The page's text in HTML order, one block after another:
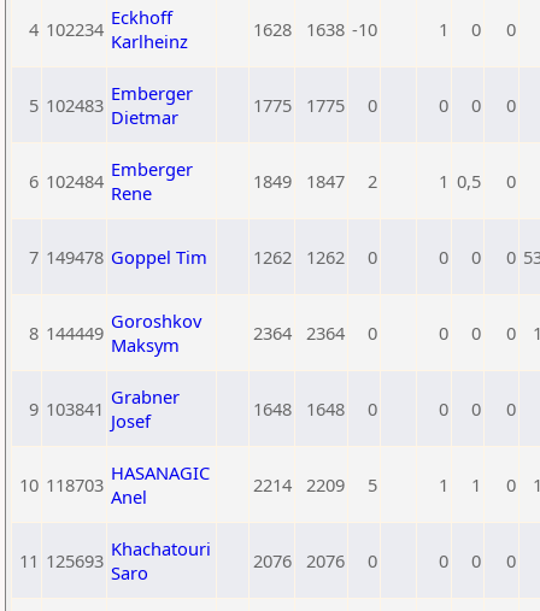
4 102234 Eckhoff
Karlheinz
1628 1638 -10 1 0 0
5 102483 Emberger
Dietmar
1775 1775 0 0 0 0
6 102484 Emberger
Rene
1849 1847 2 1 0,5 0
7 149478 Goppel Tim 1262 1262 0 0 0 0
8 144449 Goroshkov
Maksym
2364 2364 0 0 0 0
9 103841 Grabner
Josef
1648 1648 0 0 0 0
10 118703 HASANAGIC
Anel
2214 2209 5 1 1 0
11 125693 Khachatouri
Saro
2076 2076 0 0 0 0